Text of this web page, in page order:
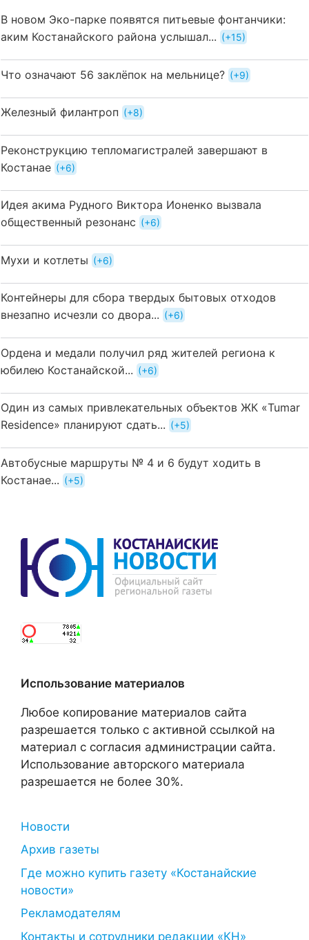
В новом Эко-парке появятся питьевые фонтанчики:
аким Костанайского района услышал...
+15
Что означают 56 заклёпок на мельнице? +9
Железный филантроп +8
Реконструкцию тепломагистралей завершают в
Костанае
+6
Идея акима Рудного Виктора Ионенко вызвала
общественный резонанс
+6
Мухи и котлеты +6
Контейнеры для сбора твердых бытовых отходов
внезапно исчезли со двора...
+6
Ордена и медали получил ряд жителей региона к
юбилею Костанайской...
+6
Один из самых привлекательных объектов ЖК «Tumar
Residence» планируют сдать...
+5
Автобусные маршруты № 4 и 6 будут ходить в
Костанае...
+5
Использование материалов
Любое копирование материалов сайта
разрешается только с активной ссылкой на
материал с согласия администрации сайта.
Использование авторского материала
разрешается не более 30%.
Новости
Архив газеты
Где можно купить газету «Костанайские
новости»
Рекламодателям
Контакты и сотрудники редакции «КН»